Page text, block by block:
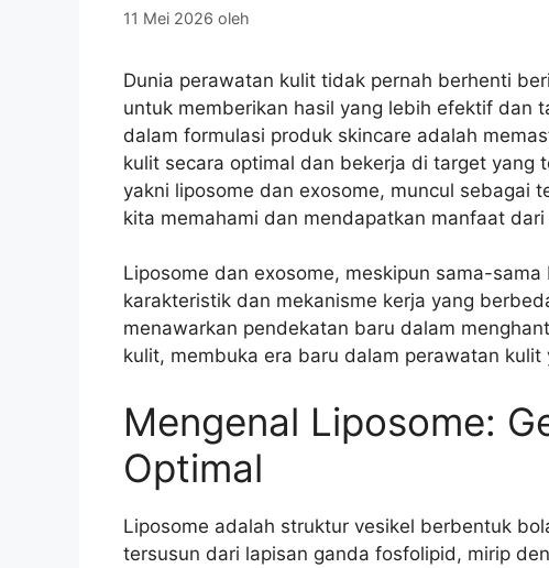
11 Mei 2026 oleh
Dunia perawatan kulit tidak pernah berhenti
untuk memberikan hasil yang lebih efektif dan
dalam formulasi produk skincare adalah
kulit secara optimal dan bekerja di target yang
yakni liposome dan exosome, muncul sebagai
kita memahami dan mendapatkan manfaat
Liposome dan exosome, meskipun sama-
karakteristik dan mekanisme kerja yang
menawarkan pendekatan baru dalam
kulit, membuka era baru dalam perawatan
Mengenal Liposome:
Optimal
Liposome adalah struktur vesikel berbentuk
tersusun dari lapisan ganda fosfolipid, mirip